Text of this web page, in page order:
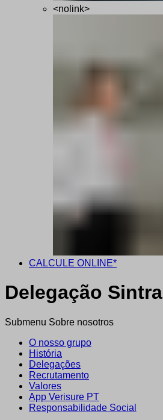
<nolink>
CALCULE ONLINE*
Delegação Sintra
Submenu Sobre nosotros
O nosso grupo
História
Delegações
Recrutamento
Valores
App Verisure PT
Responsabilidade Social